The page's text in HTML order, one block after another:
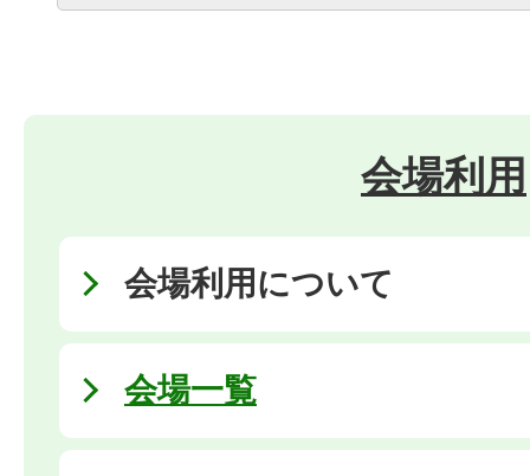
会場利用
会場利用について
会場一覧